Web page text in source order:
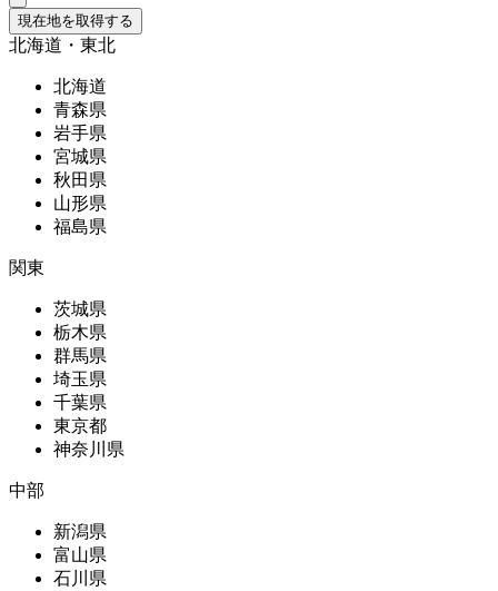
現在地を取得する
北海道・東北
北海道
青森県
岩手県
宮城県
秋田県
山形県
福島県
関東
茨城県
栃木県
群馬県
埼玉県
千葉県
東京都
神奈川県
中部
新潟県
富山県
石川県